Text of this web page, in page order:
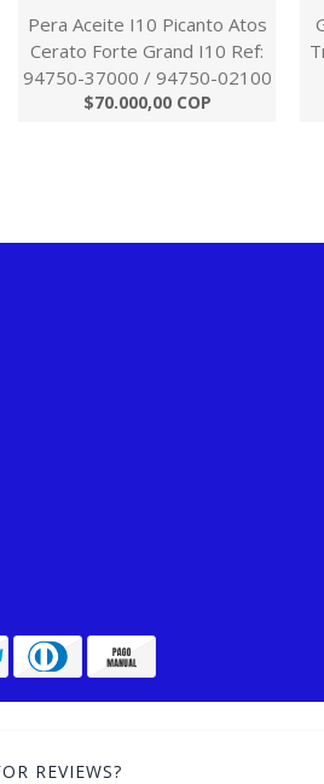
Pera Aceite I10 Picanto Atos
Cerato Forte Grand I10 Ref:
94750-37000 / 94750-02100
$70.000,00 COP
REVIEWS?